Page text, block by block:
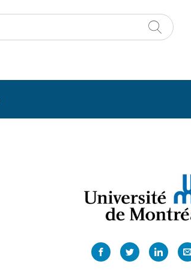
Recherche